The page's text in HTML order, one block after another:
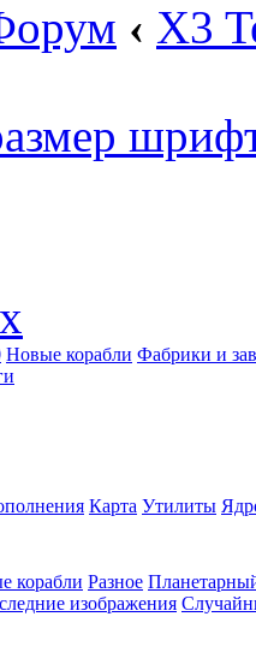
‹ X3
Новые корабли Фабрики и
Карта Утилиты
корабли Разное
изображения